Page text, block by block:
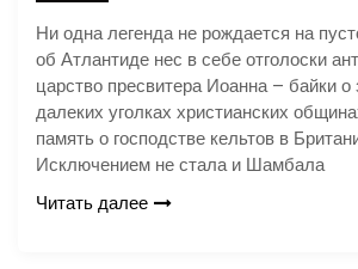
Ни одна легенда не рождается на
об Атлантиде нес в себе отголоски
царство пресвитера Иоанна – байки о
далеких уголках христианских
память о господстве кельтов в
Исключением не стала и Шамбала
Читать далее